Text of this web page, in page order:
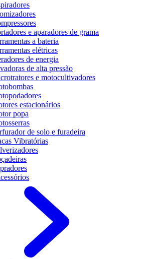
e aparadores de grama
a bateria
elétricas
de energia
de alta pressão
e motocultivadores
estacionários
popa
de solo e furadeira
Vibratórias